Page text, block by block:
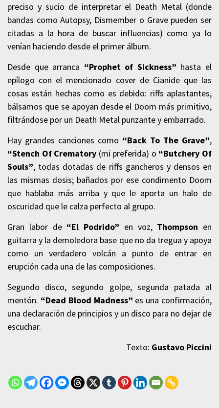
preciso y sucio de interpretar el Death Metal (donde
bandas como Autopsy, Dismember o Grave pueden ser
citadas a la hora de buscar influencias) como ya lo
venían haciendo desde el primer álbum.
Desde que arranca “Prophet of Sickness” hasta el
epílogo con el mencionado cover de Cianide que las
cosas están hechas como es debido: riffs aplastantes,
bálsamos que se apoyan desde el Doom más primitivo,
filtrándose por un Death Metal punzante y embarrado.
Hay grandes canciones como “Back To The Grave”,
“Stench Of Crematory (mi preferida) o “Butchery Of
Souls”, todas dotadas de riffs gancheros y densos en
las mismas dosis; bañados por ese condimento Doom
que hablaba más arriba y que le aporta un halo de
oscuridad que le calza perfecto al grupo.
Gran labor de “El Podrido” en voz, Thompson en
guitarra y la demoledora base que no da tregua y apoya
como un verdadero volcán a punto de entrar en
erupción cada una de las composiciones.
Segundo disco, segundo golpe, segunda patada al
mentón. “Dead Blood Madness” es una confirmación,
una declaración de principios y un disco para no dejar de
escuchar.
Texto: Gustavo Piccini